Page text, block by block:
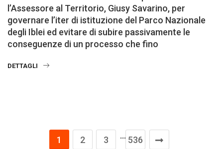
l’Assessore al Territorio, Giusy Savarino, per
governare l’iter di istituzione del Parco Nazionale
degli Iblei ed evitare di subire passivamente le
conseguenze di un processo che fino
DETTAGLI
1 2 3 … 536